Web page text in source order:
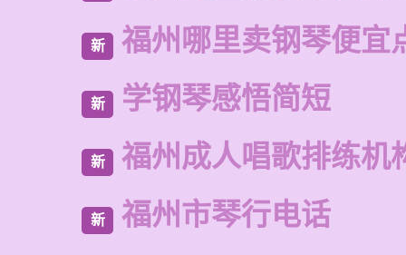
新 福州哪里卖钢琴便宜
新 学钢琴感悟简短
新 福州成人唱歌排练机
新 福州市琴行电话